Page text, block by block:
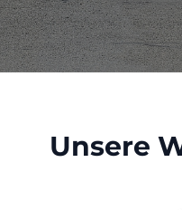
Unsere